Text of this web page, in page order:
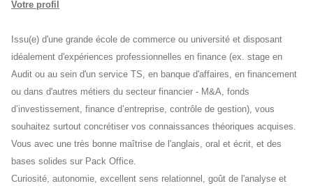
Votre profil
Issu(e) d'une grande école de commerce ou université et disposant
idéalement d'expériences professionnelles en finance (ex. stage en
Audit ou au sein d'un service TS, en banque d'affaires, en financement
ou dans d'autres métiers du secteur financier - M&A, fonds
d’investissement, finance d’entreprise, contrôle de gestion), vous
souhaitez surtout concrétiser vos connaissances théoriques acquises.
Vous avec une très bonne maîtrise de l'anglais, oral et écrit, et des
bases solides sur Pack Office.
Curiosité, autonomie, excellent sens relationnel, goût de l'analyse et